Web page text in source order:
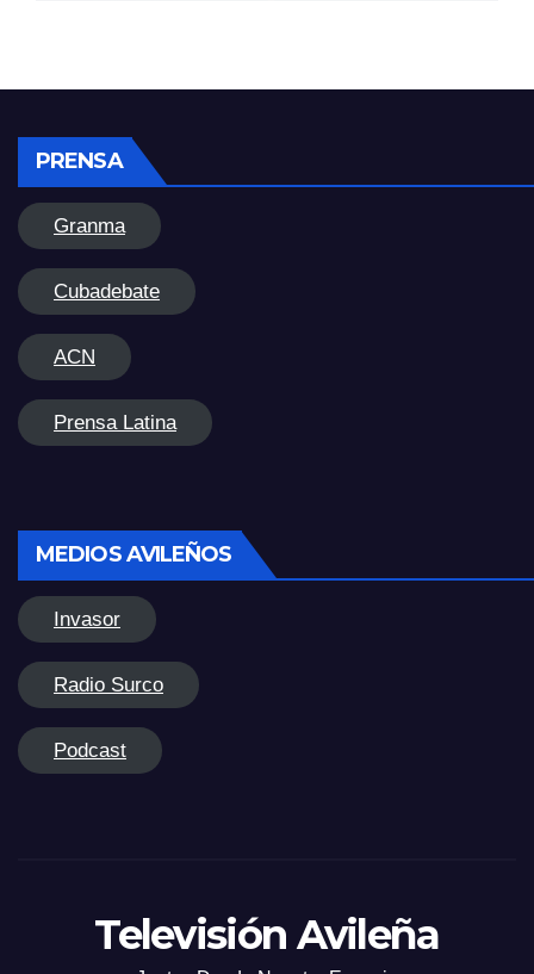
PRENSA
Granma
Cubadebate
ACN
Prensa Latina
MEDIOS AVILEÑOS
Invasor
Radio Surco
Podcast
Televisión Avileña